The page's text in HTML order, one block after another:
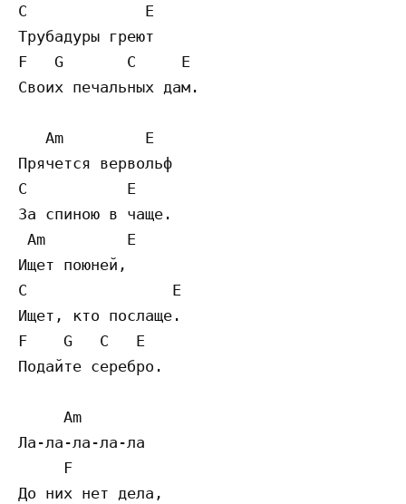
C             E
Трубадуры греют
F   G       C     E
Своих печальных дам.
   Am         E
Прячется вервольф
C           E
За спиною в чаще.
Am         E
Ищет поюней,
C                E
Ищет, кто послаще.
F    G   C   E
Подайте серебро.
     Am
Ла-ла-ла-ла-ла
     F
До них нет дела,